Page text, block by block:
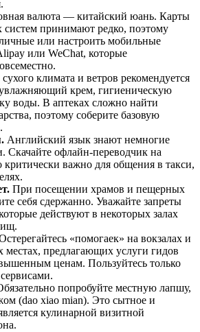
валюта — китайский юань. Карты
принимают редко, поэтому
или настроить мобильные
или WeChat, которые
сухого климата и ветров рекомендуется
крем, гигиеническую
воды. В аптеках сложно найти
поэтому соберите базовую
Английский язык знают немногие
Скачайте офлайн-переводчик на
важно для общения в такси,
При посещении храмов и пещерных
себя сдержанно. Уважайте запреты
действуют в некоторых залах
«помогаек» на вокзалах и
местах, предлагающих услуги гидов
ценам. Пользуйтесь только
попробуйте местную лапшу,
(dao xiao mian). Это сытное и
кулинарной визитной